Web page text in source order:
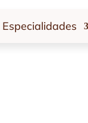
Especialidades